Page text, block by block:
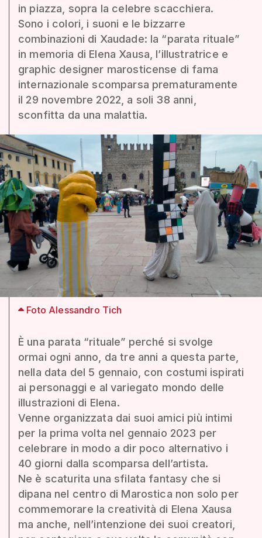
in piazza, sopra la celebre scacchiera.
Sono i colori, i suoni e le bizzarre
combinazioni di Xaudade: la “parata rituale”
in memoria di Elena Xausa, l’illustratrice e
graphic designer marosticense di fama
internazionale scomparsa prematuramente
il 29 novembre 2022, a soli 38 anni,
sconfitta da una malattia.
Foto Alessandro Tich
È una parata “rituale” perché si svolge
ormai ogni anno, da tre anni a questa parte,
nella data del 5 gennaio, con costumi ispirati
ai personaggi e al variegato mondo delle
illustrazioni di Elena.
Venne organizzata dai suoi amici più intimi
per la prima volta nel gennaio 2023 per
celebrare in modo a dir poco alternativo i
40 giorni dalla scomparsa dell’artista.
Ne è scaturita una sfilata fantasy che si
dipana nel centro di Marostica non solo per
commemorare la creatività di Elena Xausa
ma anche, nell’intenzione dei suoi creatori,